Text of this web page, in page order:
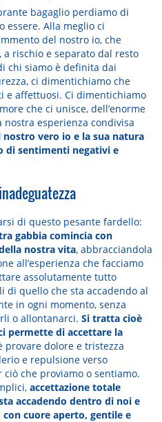
bagaglio perdiamo di
essere. Alla meglio ci
del nostro io, che
rischio e separato dal resto
chi siamo è definita dai
ci dimentichiamo che
e affettuosi. Ci dimentichiamo
che ci unisce, dell’enorme
esperienza condivisa
vero io e la sua natura
di sentimenti negativi e
di questo pesante fardello:
gabbia comincia con
nostra vita, abbracciandola
all’esperienza che facciamo
assolutamente tutto
di quello che sta accadendo al
in ogni momento, senza
o allontanarci.Si tratta cioè
permette di accettare la
provare dolore e tristezza
e repulsione verso
che proviamo o sentiamo.
accettazione totale
accadendo dentro di noi e
cuore aperto, gentile e